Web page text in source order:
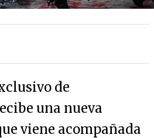
de
una nueva
viene acompañada